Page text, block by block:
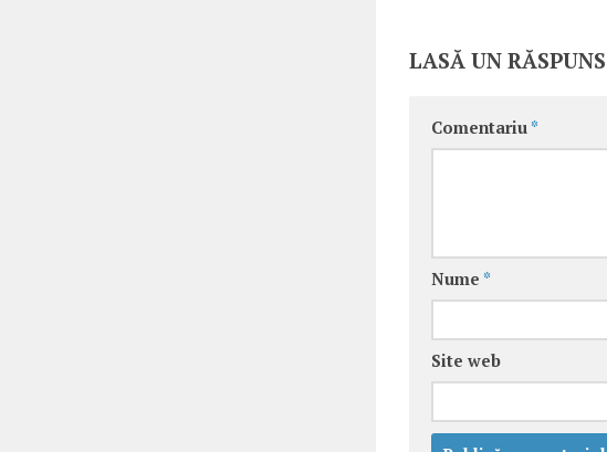
LASĂ UN RĂSPUNS
Comentariu *
Nume *
Site web